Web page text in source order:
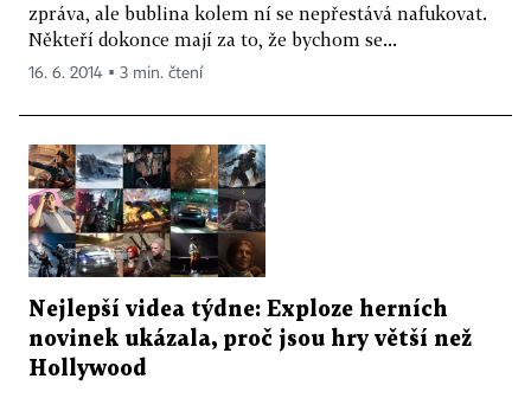
zpráva, ale bublina kolem ní se nepřestává nafukovat.
Někteří dokonce mají za to, že bychom se...
16. 6. 2014 ▪ 3 min. čtení
Nejlepší videa týdne: Exploze herních
novinek ukázala, proč jsou hry větší než
Hollywood